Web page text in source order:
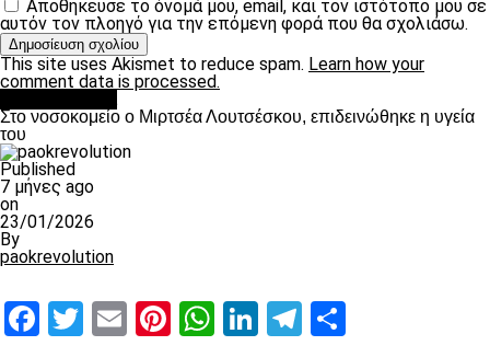
Αποθήκευσε το όνομά μου, email, και τον ιστότοπο μου σε
αυτόν τον πλοηγό για την επόμενη φορά που θα σχολιάσω.
This site uses Akismet to reduce spam. Learn how your
comment data is processed.
Στο νοσοκομείο ο Μιρτσέα Λουτσέσκου, επιδεινώθηκε η υγεία
του
Published
7 μήνες ago
on
23/01/2026
By
paokrevolution
Facebook
Twitter
EmailPinterest
WhatsApp
LinkedIn
Telegram